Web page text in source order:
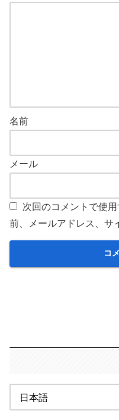
名前
メール
次回のコメントで使
前、メールアドレス、サ